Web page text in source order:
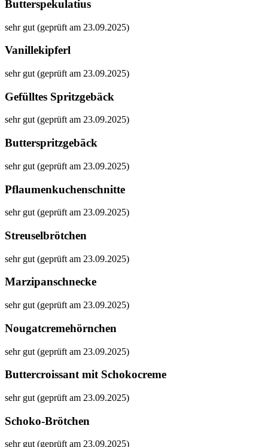
Butterspekulatius
sehr gut (geprüft am 23.09.2025)
Vanillekipferl
sehr gut (geprüft am 23.09.2025)
Gefülltes Spritzgebäck
sehr gut (geprüft am 23.09.2025)
Butterspritzgebäck
sehr gut (geprüft am 23.09.2025)
Pflaumenkuchenschnitte
sehr gut (geprüft am 23.09.2025)
Streuselbrötchen
sehr gut (geprüft am 23.09.2025)
Marzipanschnecke
sehr gut (geprüft am 23.09.2025)
Nougatcremehörnchen
sehr gut (geprüft am 23.09.2025)
Buttercroissant mit Schokocreme
sehr gut (geprüft am 23.09.2025)
Schoko-Brötchen
sehr gut (geprüft am 23.09.2025)